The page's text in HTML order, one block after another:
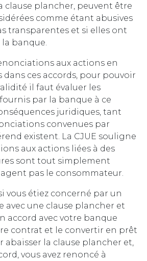
clause plancher, peuvent être
comme étant abusives
transparentes et si elles ont
banque.
aux actions en
ces accords, pour pouvoir
il faut évaluer les
par la banque à ce
juridiques, tant
convenues par
existent. La CJUE souligne
aux actions liées à des
sont tout simplement
pas le consommateur.
vous étiez concerné par un
avec une clause plancher et
accord avec votre banque
contrat et le convertir en prêt
abaisser la clause plancher et,
vous avez renoncé à